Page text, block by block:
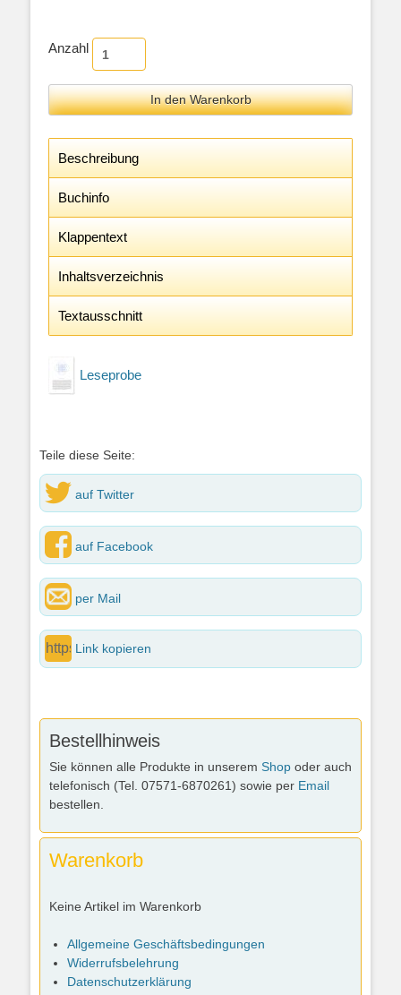
Anzahl
Beschreibung
Buchinfo
Klappentext
Inhaltsverzeichnis
Textausschnitt
Leseprobe
Teile diese Seite:
auf Twitter
auf Facebook
per Mail
Link kopieren
Bestellhinweis
Sie können alle Produkte in unserem Shop oder auch
telefonisch (Tel. 07571-6870261) sowie per Email
bestellen.
Warenkorb
Keine Artikel im Warenkorb
Allgemeine Geschäftsbedingungen
Widerrufsbelehrung
Datenschutzerklärung